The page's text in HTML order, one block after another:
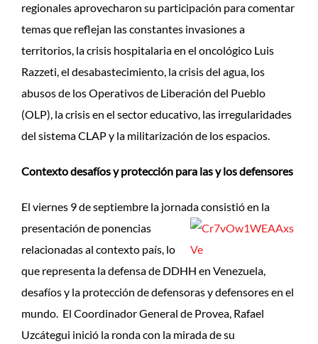
regionales aprovecharon su participación para comentar
temas que reflejan las constantes invasiones a
territorios, la crisis hospitalaria en el oncológico Luis
Razzeti, el desabastecimiento, la crisis del agua, los
abusos de los Operativos de Liberación del Pueblo
(OLP), la crisis en el sector educativo, las irregularidades
del sistema CLAP y la militarización de los espacios.
Contexto desafíos y protección para las y los defensores
El viernes 9 de septiembre la jornada consistió en la
presentación de ponencias
relacionadas al contexto país, lo
que representa la defensa de DDHH en Venezuela,
desafíos y la protección de defensoras y defensores en el
mundo. El Coordinador General de Provea, Rafael
Uzcátegui inició la ronda con la mirada de su